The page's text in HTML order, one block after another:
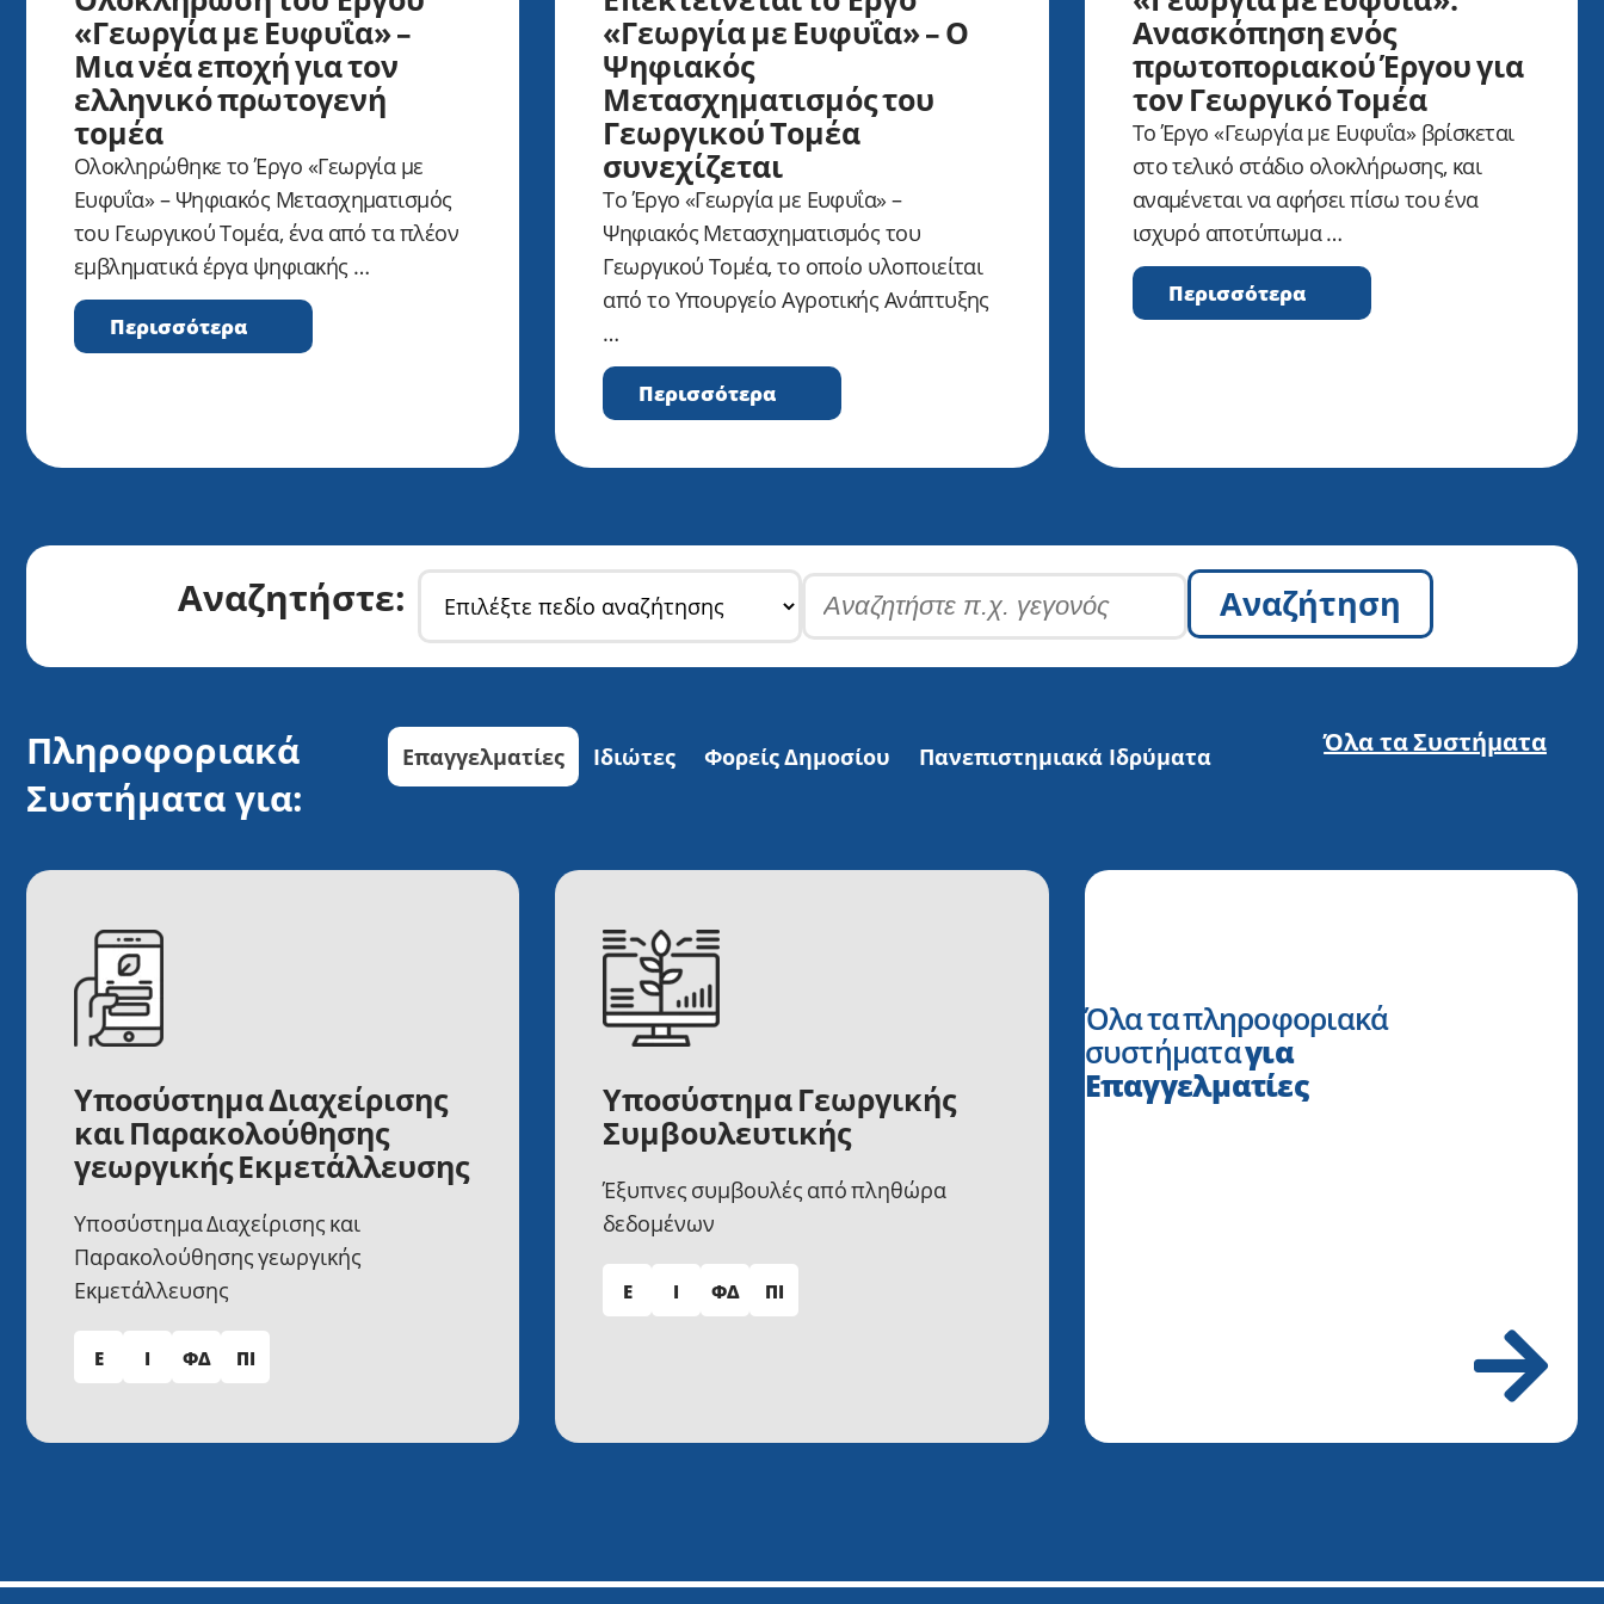
«Γεωργία με Ευφυΐα» –
Μια νέα εποχή για τον
ελληνικό πρωτογενή
τομέα
Ολοκληρώθηκε το Έργο «Γεωργία με
Ευφυΐα» – Ψηφιακός Μετασχηματισμός
του Γεωργικού Τομέα, ένα από τα πλέον
εμβληματικά έργα ψηφιακής …
Περισσότερα
«Γεωργία με Ευφυΐα» – Ο
Ψηφιακός
Μετασχηματισμός του
Γεωργικού Τομέα
συνεχίζεται
Το Έργο «Γεωργία με Ευφυΐα» –
Ψηφιακός Μετασχηματισμός του
Γεωργικού Τομέα, το οποίο υλοποιείται
από το Υπουργείο Αγροτικής Ανάπτυξης
…
Περισσότερα
Ανασκόπηση ενός
πρωτοποριακού Έργου για
τον Γεωργικό Τομέα
Το Έργο «Γεωργία με Ευφυΐα» βρίσκεται
στο τελικό στάδιο ολοκλήρωσης, και
αναμένεται να αφήσει πίσω του ένα
ισχυρό αποτύπωμα …
Περισσότερα
Αναζητήστε: Search
for: Αναζήτηση
Πληροφοριακά
Συστήματα για:​
Επαγγελματίες Ιδιώτες Φορείς Δημοσίου Πανεπιστημιακά Ιδρύματα Όλα τα Συστήματα​
Υποσύστημα Διαχείρισης
και Παρακολούθησης
γεωργικής Εκμετάλλευσης
Υποσύστημα Διαχείρισης και
Παρακολούθησης γεωργικής
Εκμετάλλευσης
Ε Ι ΦΔ ΠΙ
Υποσύστημα Γεωργικής
Συμβουλευτικής
Έξυπνες συμβουλές από πληθώρα
δεδομένων
Ε Ι ΦΔ ΠΙ
Όλα τα πληροφοριακά
συστήματαγια
Επαγγελματίες